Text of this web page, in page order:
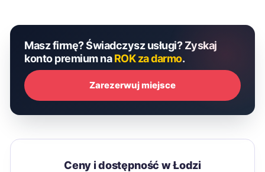
Masz firmę? Świadczysz usługi? Zyskaj
konto premium naROK za darmo.
Zarezerwuj miejsce
Ceny i dostępność w Łodzi